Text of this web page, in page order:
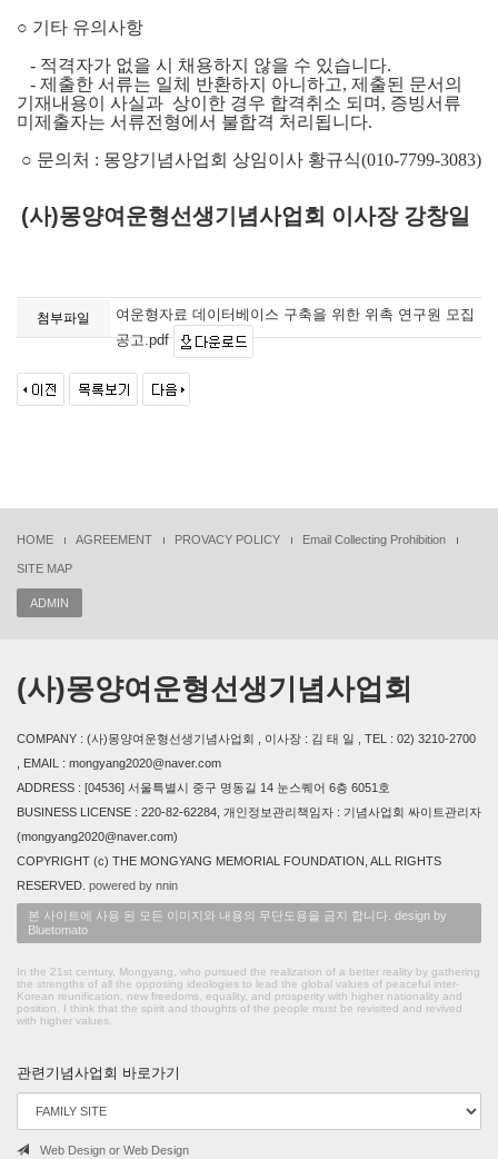
○ 기타 유의사항
- 적격자가 없을 시 채용하지 않을 수 있습니다.
- 제출한 서류는 일체 반환하지 아니하고, 제출된 문서의
기재내용이 사실과 상이한 경우 합격취소 되며, 증빙서류
미제출자는 서류전형에서 불합격 처리됩니다.
○ 문의처 : 몽양기념사업회 상임이사 황규식(010-7799-3083)
(사)몽양여운형선생기념사업회 이사장 강창일
첨부파일
여운형자료 데이터베이스 구축을 위한 위촉 연구원 모집
공고.pdf
HOME AGREEMENT PROVACY POLICY Email Collecting Prohibition
SITE MAP
ADMIN
(사)몽양여운형선생기념사업회
COMPANY : (사)몽양여운형선생기념사업회 , 이사장 : 김 태 일 , TEL : 02) 3210-2700
, EMAIL : mongyang2020@naver.com
ADDRESS : [04536] 서울특별시 중구 명동길 14 눈스퀘어 6층 6051호
BUSINESS LICENSE : 220-82-62284, 개인정보관리책임자 : 기념사업회 싸이트관리자
(mongyang2020@naver.com)
COPYRIGHT (c) THE MONGYANG MEMORIAL FOUNDATION, ALL RIGHTS
RESERVED. powered by nnin
본 사이트에 사용 된 모든 이미지와 내용의 무단도용을 금지 합니다. design by
Bluetomato
In the 21st century, Mongyang, who pursued the realization of a better reality by gathering
the strengths of all the opposing ideologies to lead the global values of peaceful inter-
Korean reunification, new freedoms, equality, and prosperity with higher nationality and
position. I think that the spirit and thoughts of the people must be revisited and revived
with higher values.
관련기념사업회 바로가기
Web Design or Web Design